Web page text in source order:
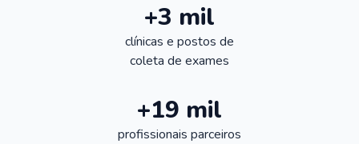
+3 mil
clínicas e postos de
coleta de exames
+19 mil
profissionais parceiros